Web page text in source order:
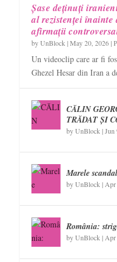
Șase deținuți
al rezistenței înainte
afirmații
byUnBlock |May 20, 2026|
Un videoclip care ar fi
Ghezel Hesar din Iran a
CĂLIN
TRĂDAT ȘI
byUnBlock |Jun
Marele
byUnBlock | Apr
România:
byUnBlock | Apr